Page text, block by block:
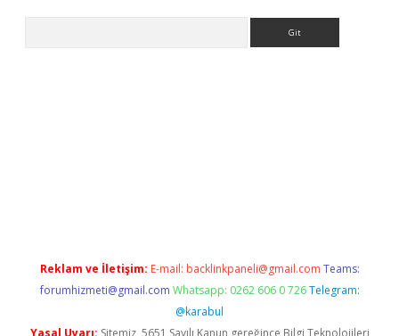
Reklam ve İletişim: E-mail: backlinkpaneli@gmail.com Teams:
forumhizmeti@gmail.com Whatsapp: 0262 606 0 726 Telegram:
@karabul
Yasal Uyarı: Sitemiz, 5651 Sayılı Kanun gereğince Bilgi Teknolojileri